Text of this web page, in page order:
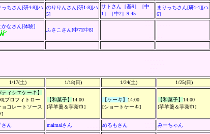
っちさん[研4-8][ハ のりりんさん[研1-8][ハ
5]
サトさん［基9］［中
1］［中2］9:45
まりっちさん[研1-1][ハ
6]
かなさん[体験]
ふさこさん[中7][中8]
1/17(土) 1/18(日) 1/24(土) 1/25(日)
ティシエケーキ】
プロフィトロー
ョコレートソース
]
【和菓子】 14:00
[芋羊羹＆芋茶巾]
【ケーキ】 14:00
[ショートケーキ]
【和菓子】 14:00
[芋羊羹＆芋茶巾]
さん maimaiさん めるもさん みーちゃん